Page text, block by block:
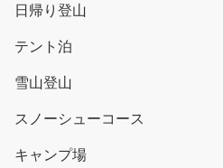
日帰り登山
テント泊
雪山登山
スノーシューコース
キャンプ場